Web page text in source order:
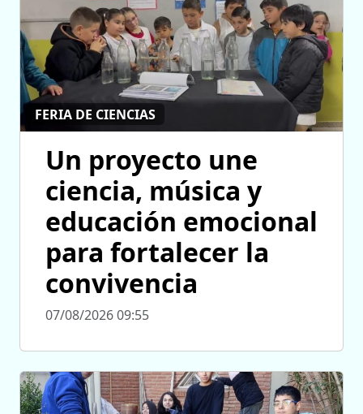
FERIA DE CIENCIAS
Un proyecto une
ciencia, música y
educación emocional
para fortalecer la
convivencia
07/08/2026 09:55